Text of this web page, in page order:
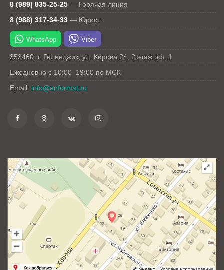
8 (989) 835-25-25 — Горячая линия
8 (988) 317-34-33 — Юрист
WhatsApp Viber
353460, г. Геленджик, ул. Кирова 24, 2 этаж оф. 1
Ежедневно с 10:00–19:00 по МСК
Email: info@anformat.ru